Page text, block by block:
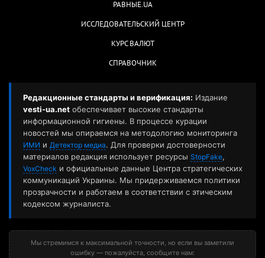
РАВНЫЕ.UA
ИССЛЕДОВАТЕЛЬСКИЙ ЦЕНТР
КУРС ВАЛЮТ
СПРАВОЧНИК
Редакционные стандарты и верификация: Издание
vesti-ua.net обеспечивает высокие стандарты
информационной гигиены. В процессе курации
новостей мы опираемся на методологию мониторинга
ИМИ и Детектор медиа. Для проверки достоверности
материалов редакция использует ресурсы StopFake,
VoxCheck и официальные данные Центра стратегических
коммуникаций Украины. Мы придерживаемся политики
прозрачности и работаем в соответствии с этическим
кодексом журналиста.
Мы стремимся к максимальной точности, но если вы заметили
ошибку — пожалуйста, сообщите нам: